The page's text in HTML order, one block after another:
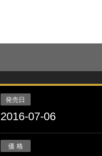
発売日
2016-07-06
価 格